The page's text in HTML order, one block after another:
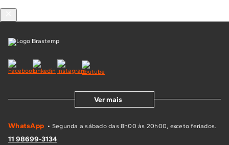
Ver mais
WhatsApp • Segunda a sábado das 8h00 às 20h00, exceto feriados.
11 98699-3134